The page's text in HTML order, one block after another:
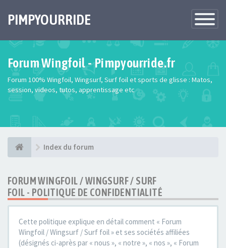
Toggle
PIMPYOURRIDE
Forum Wingfoil - Pimpyourride.fr
Forum 100% Wingfoil, Wingsurf, Surf foil et sports de glisse : Matos,
session, videos, tutos, apprentissage etc
Index du forum
FORUM WINGFOIL / WINGSURF / SURF
FOIL - POLITIQUE DE CONFIDENTIALITÉ
Cette politique explique en détail comment « Forum
Wingfoil / Wingsurf / Surf foil » et ses sociétés affiliées
(désignés ci-après par « nous », « notre », « nos », « Forum